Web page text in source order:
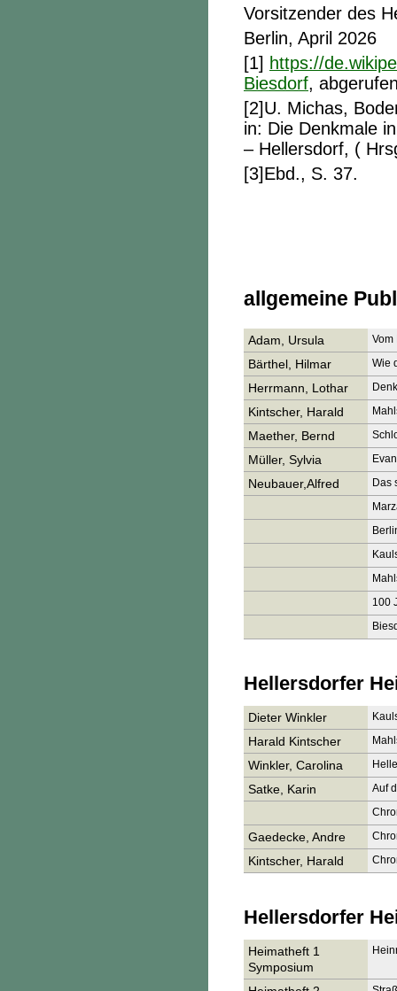
Vorsitzender des
Berlin, April 2026
[1] https://
Biesdorf,
[2]U. Michas,
in: Die Denkmale
– Hellersdorf, (
[3]Ebd., S. 37.
allgemeine
Adam, Ursula Vom
Bärthel, Hilmar Wie
Herrmann, Lothar
Kintscher, Harald
Maether, Bernd
Müller, Sylvia
Neubauer,Alfred
Das
100
Hellersdorfer
Dieter Winkler
Harald Kintscher
Winkler, Carolina
Satke, Karin
Auf
Gaedecke, Andre
Kintscher, Harald
Hellersdorfer
Heimatheft 1
Symposium